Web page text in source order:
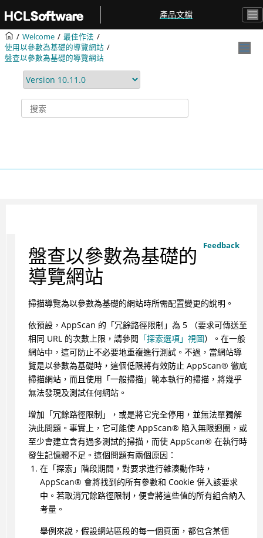
產品文檔
Welcome
最佳作法
使用以參數為基礎的導覽網站
盤查以參數為基礎的導覽網站
Feedback
盤查以參數為基礎的
導覽網站
掃描導覽為以參數為基礎的網站時所需配置變更的說明。
依預設， AppScan 的「冗餘路徑限制」為 5 （要求可傳送至
相同 URL 的次數上限，請參閱 「探索選項」視圖）。在一般
網站中，這可防止不必要地重複進行測試。不過，當網站導
覽是以參數為基礎時，這個低限將有效防止 AppScan® 徹底
掃描網站，而且使用「一般掃描」範本執行的掃描，將幾乎
無法發現及測試任何網站。
增加「冗餘路徑限制」，或是將它完全停用，並無法單獨解
決此問題。事實上，它可能使 AppScan® 陷入無限迴圈，或
至少會建立含有過多測試的掃描，而使 AppScan® 在執行時
發生記憶體不足。這個問題有兩個原因：
在「探索」階段期間，對要求進行雜湊動作時，
AppScan® 會將找到的所有參數和 Cookie 併入該要求
中。若取消冗餘路徑限制，便會將這些值的所有組合納入
考量。
舉例來說，假設網站區段的每一個頁面，都包含某個